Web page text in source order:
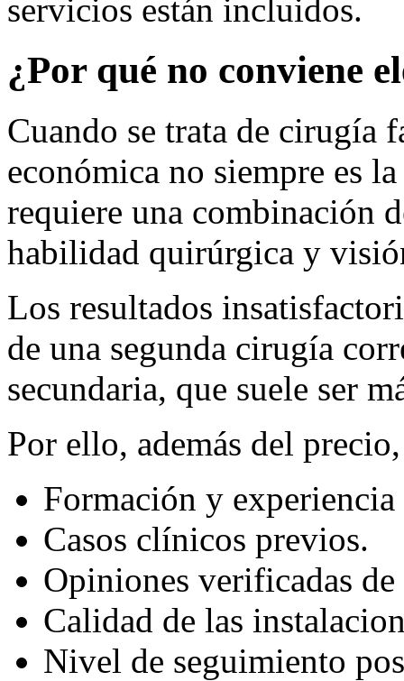
servicios están incluidos.
¿Por qué no conviene
Cuando se trata de cirugía
económica no siempre es
requiere una combinación
habilidad quirúrgica y
Los resultados
de una segunda cirugía
secundaria, que suele ser
Por ello, además del
Formación y experiencia
Casos clínicos previos.
Opiniones verificadas de
Calidad de las
Nivel de seguimiento